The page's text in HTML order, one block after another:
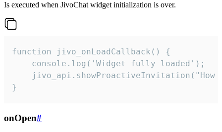
Is executed when JivoChat widget initialization is over.
function jivo_onLoadCallback() {
    console.log('Widget fully loaded');
jivo_api.showProactiveInvitation("How
}
onOpen#